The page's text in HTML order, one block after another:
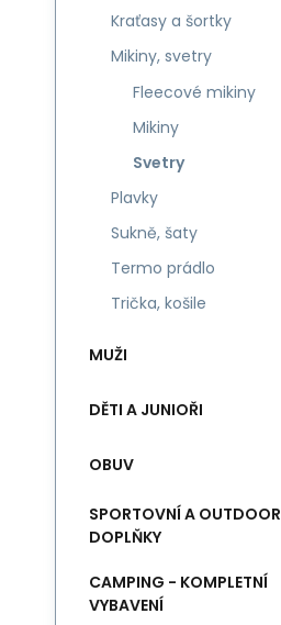
Kraťasy a šortky
Mikiny, svetry
Fleecové mikiny
Mikiny
Svetry
Plavky
Sukně, šaty
Termo prádlo
Trička, košile
MUŽI
DĚTI A JUNIOŘI
OBUV
SPORTOVNÍ A OUTDOOR
DOPLŇKY
CAMPING - KOMPLETNÍ
VYBAVENÍ